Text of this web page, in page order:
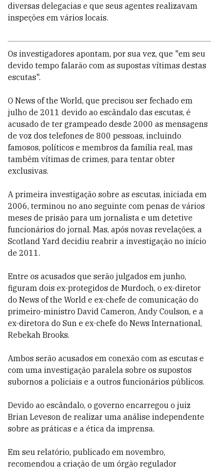
diversas delegacias e que seus agentes realizavam
inspeções em vários locais.
Os investigadores apontam, por sua vez, que "em seu
devido tempo falarão com as supostas vítimas destas
escutas".
O News of the World, que precisou ser fechado em
julho de 2011 devido ao escândalo das escutas, é
acusado de ter grampeado desde 2000 as mensagens
de voz dos telefones de 800 pessoas, incluindo
famosos, políticos e membros da família real, mas
também vítimas de crimes, para tentar obter
exclusivas.
A primeira investigação sobre as escutas, iniciada em
2006, terminou no ano seguinte com penas de vários
meses de prisão para um jornalista e um detetive
funcionários do jornal. Mas, após novas revelações, a
Scotland Yard decidiu reabrir a investigação no início
de 2011.
Entre os acusados que serão julgados em junho,
figuram dois ex-protegidos de Murdoch, o ex-diretor
do News of the World e ex-chefe de comunicação do
primeiro-ministro David Cameron, Andy Coulson, e a
ex-diretora do Sun e ex-chefe do News International,
Rebekah Brooks.
Ambos serão acusados em conexão com as escutas e
com uma investigação paralela sobre os supostos
subornos a policiais e a outros funcionários públicos.
Devido ao escândalo, o governo encarregou o juiz
Brian Leveson de realizar uma análise independente
sobre as práticas e a ética da imprensa.
Em seu relatório, publicado em novembro,
recomendou a criação de um órgão regulador